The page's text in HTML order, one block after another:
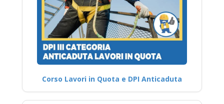
Corso Lavori in Quota e DPI Anticaduta